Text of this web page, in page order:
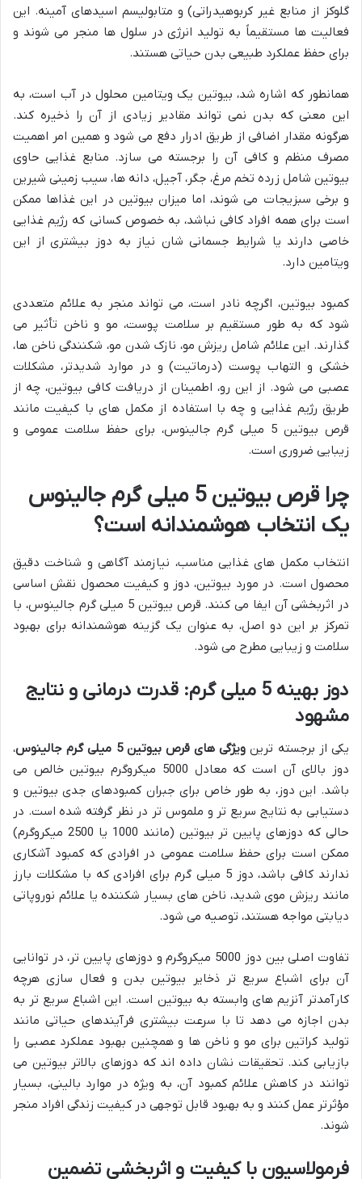
گلوکز از منابع غیر کربوهیدراتی) و متابولیسم اسیدهای آمینه. این
فعالیت ها مستقیماً به تولید انرژی در سلول ها منجر می شوند و
برای حفظ عملکرد طبیعی بدن حیاتی هستند.
همانطور که اشاره شد، بیوتین یک ویتامین محلول در آب است، به
این معنی که بدن نمی تواند مقادیر زیادی از آن را ذخیره کند.
هرگونه مقدار اضافی از طریق ادرار دفع می شود و همین امر اهمیت
مصرف منظم و کافی آن را برجسته می سازد. منابع غذایی حاوی
بیوتین شامل زرده تخم مرغ، جگر، آجیل، دانه ها، سیب زمینی شیرین
و برخی سبزیجات می شوند، اما میزان بیوتین در این غذاها ممکن
است برای همه افراد کافی نباشد، به خصوص کسانی که رژیم غذایی
خاصی دارند یا شرایط جسمانی شان نیاز به دوز بیشتری از این
ویتامین دارد.
کمبود بیوتین، اگرچه نادر است، می تواند منجر به علائم متعددی
شود که به طور مستقیم بر سلامت پوست، مو و ناخن تأثیر می
گذارند. این علائم شامل ریزش مو، نازک شدن مو، شکنندگی ناخن ها،
خشکی و التهاب پوست (درماتیت) و در موارد شدیدتر، مشکلات
عصبی می شود. از این رو، اطمینان از دریافت کافی بیوتین، چه از
طریق رژیم غذایی و چه با استفاده از مکمل های با کیفیت مانند
قرص بیوتین 5 میلی گرم جالینوس، برای حفظ سلامت عمومی و
زیبایی ضروری است.
چرا قرص بیوتین 5 میلی گرم جالینوس
یک انتخاب هوشمندانه است؟
انتخاب مکمل های غذایی مناسب، نیازمند آگاهی و شناخت دقیق
محصول است. در مورد بیوتین، دوز و کیفیت محصول نقش اساسی
در اثربخشی آن ایفا می کنند. قرص بیوتین 5 میلی گرم جالینوس، با
تمرکز بر این دو اصل، به عنوان یک گزینه هوشمندانه برای بهبود
سلامت و زیبایی مطرح می شود.
دوز بهینه 5 میلی گرم: قدرت درمانی و نتایج
مشهود
یکی از برجسته ترین ویژگی های قرص بیوتین 5 میلی گرم جالینوس
،
دوز بالای آن است که معادل 5000 میکروگرم بیوتین خالص می
باشد. این دوز، به طور خاص برای جبران کمبودهای جدی بیوتین و
دستیابی به نتایج سریع تر و ملموس تر در نظر گرفته شده است. در
حالی که دوزهای پایین تر بیوتین (مانند 1000 یا 2500 میکروگرم)
ممکن است برای حفظ سلامت عمومی در افرادی که کمبود آشکاری
ندارند کافی باشد، دوز 5 میلی گرم برای افرادی که با مشکلات بارز
مانند ریزش موی شدید، ناخن های بسیار شکننده یا علائم نوروپاتی
دیابتی مواجه هستند، توصیه می شود.
تفاوت اصلی بین دوز 5000 میکروگرم و دوزهای پایین تر، در توانایی
آن برای اشباع سریع تر ذخایر بیوتین بدن و فعال سازی هرچه
کارآمدتر آنزیم های وابسته به بیوتین است. این اشباع سریع تر به
بدن اجازه می دهد تا با سرعت بیشتری فرآیندهای حیاتی مانند
تولید کراتین برای مو و ناخن ها و همچنین بهبود عملکرد عصبی را
بازیابی کند. تحقیقات نشان داده اند که دوزهای بالاتر بیوتین می
توانند در کاهش علائم کمبود آن، به ویژه در موارد بالینی، بسیار
مؤثرتر عمل کنند و به بهبود قابل توجهی در کیفیت زندگی افراد منجر
شوند.
فرمولاسیون با کیفیت و اثربخشی تضمین